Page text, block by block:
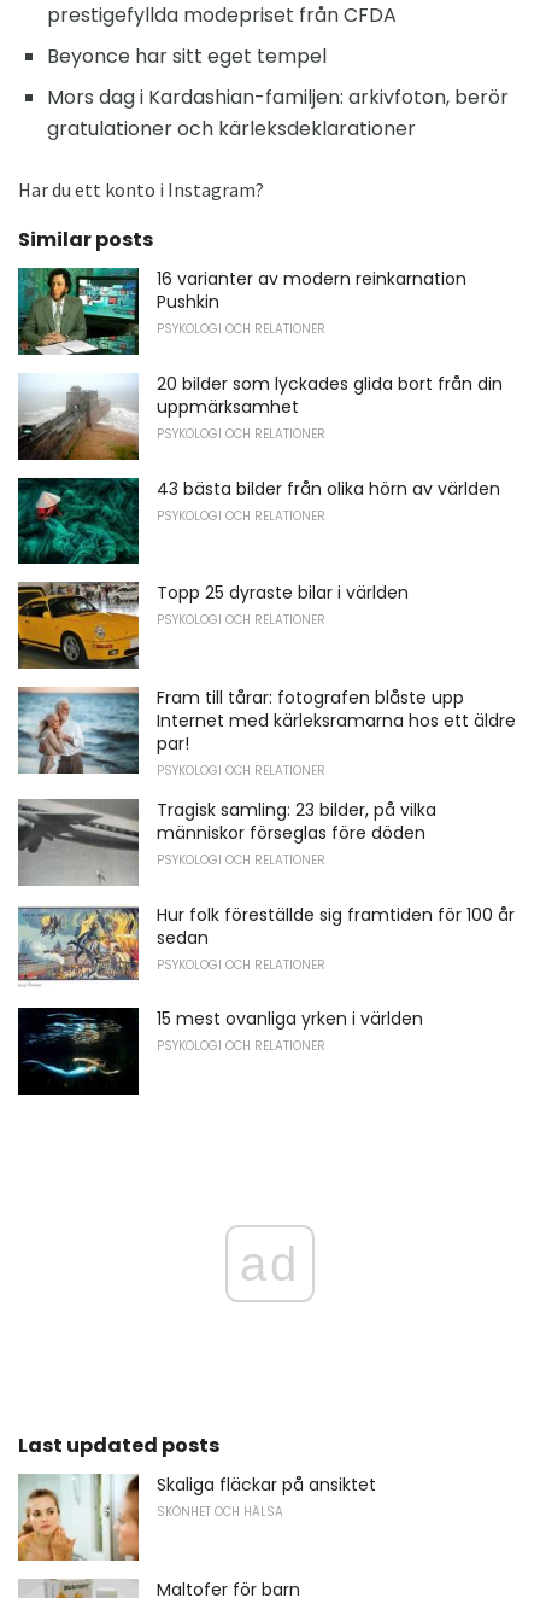
prestigefyllda modepriset från CFDA
Beyonce har sitt eget tempel
Mors dag i Kardashian-familjen: arkivfoton, berör
gratulationer och kärleksdeklarationer
Har du ett konto i Instagram?
Similar posts
16 varianter av modern reinkarnation
Pushkin
PSYKOLOGI OCH RELATIONER
20 bilder som lyckades glida bort från din
uppmärksamhet
PSYKOLOGI OCH RELATIONER
43 bästa bilder från olika hörn av världen
PSYKOLOGI OCH RELATIONER
Topp 25 dyraste bilar i världen
PSYKOLOGI OCH RELATIONER
Fram till tårar: fotografen blåste upp
Internet med kärleksramarna hos ett äldre
par!
PSYKOLOGI OCH RELATIONER
Tragisk samling: 23 bilder, på vilka
människor förseglas före döden
PSYKOLOGI OCH RELATIONER
Hur folk föreställde sig framtiden för 100 år
sedan
PSYKOLOGI OCH RELATIONER
15 mest ovanliga yrken i världen
PSYKOLOGI OCH RELATIONER
ad
Last updated posts
Skaliga fläckar på ansiktet
SKÖNHET OCH HÄLSA
Maltofer för barn